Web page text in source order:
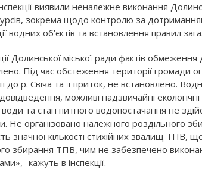
виявили неналежне виконання
зокрема щодо контролю за
водних об’єктів та встановлення правил
Долинської міської ради фактів
Під час обстеження території громади
р. Свіча та її приток, не встановлено.
можливі надзвичайні
води та стан питного водопостачання не
Не організовано належного роздільного
значної кількості стихійних звалищ ТПВ,
збирання ТПВ, чим не забезпечено
-кажуть в інспекції.